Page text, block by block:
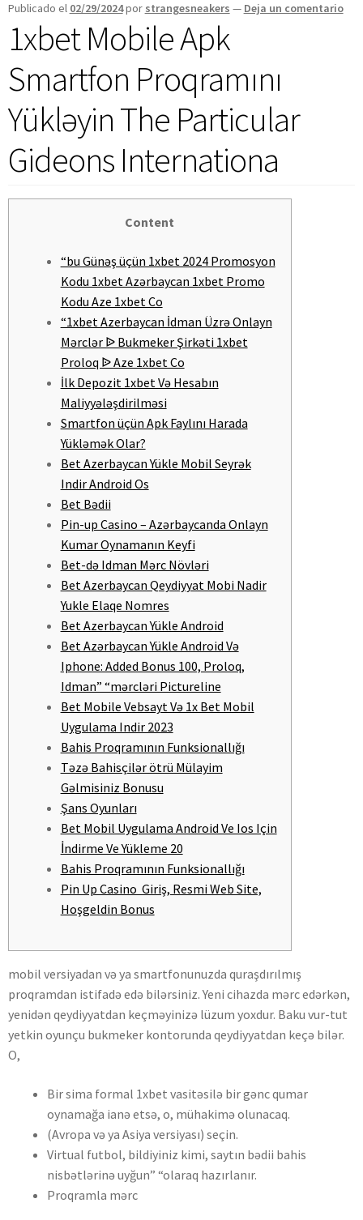
Publicado el 02/29/2024por strangesneakers — Deja un comentario
1xbet Mobile Apk
Smartfon Proqramını
Yükləyin The Particular
Gideons Internationa
Content
“bu Günəş üçün 1xbet 2024 Promosyon
Kodu 1xbet Azərbaycan 1xbet Promo
Kodu Aze 1xbet Co
“1xbet Azerbaycan İdman Üzrə Onlayn
Mərclər ᐉ Bukmeker Şirkəti 1xbet
Proloq ᐉ Aze 1xbet Co
İlk Depozit 1xbet Və Hesabın
Maliyyələşdirilməsi
Smartfon üçün Apk Faylını Harada
Yükləmək Olar?
Bet Azerbaycan Yükle Mobil Seyrək
Indir Android Os
Bet Bədii
Pin-up Casino – Azərbaycanda Onlayn
Kumar Oynamanın Keyfi
Bet-də Idman Mərc Növləri
Bet Azerbaycan Qeydiyyat Mobi Nadir
Yukle Elaqe Nomres
Bet Azerbaycan Yükle Android
Bet Azərbaycan Yükle Android Və
Iphone: Added Bonus 100, Proloq,
Idman” “mərcləri Pictureline
Bet Mobile Vebsayt Və 1x Bet Mobil
Uygulama Indir 2023
Bahis Proqramının Funksionallığı
Təzə Bahisçilər ötrü Mülayim
Gəlmisiniz Bonusu
Şans Oyunları
Bet Mobil Uygulama Android Ve Ios Için
İndirme Ve Yükleme 20
Bahis Proqramının Funksionallığı
Pin Up Сasino ️ Giriş, Resmi Web Site,
Hoşgeldin Bonus
mobil versiyadan və ya smartfonunuzda quraşdırılmış
proqramdan istifadə edə bilərsiniz. Yeni cihazda mərc edərkən,
yenidən qeydiyyatdan keçməyinizə lüzum yoxdur. Baku vur-tut
yetkin oyunçu bukmeker kontorunda qeydiyyatdan keçə bilər.
O,
Bir sima formal 1xbet vasitəsilə bir gənc qumar
oynamağa ianə etsə, o, mühakimə olunacaq.
(Avropa və ya Asiya versiyası) seçin.
Virtual futbol, bildiyiniz kimi, saytın bədii bahis
nisbətlərinə uyğun” “olaraq hazırlanır.
Proqramla mərc